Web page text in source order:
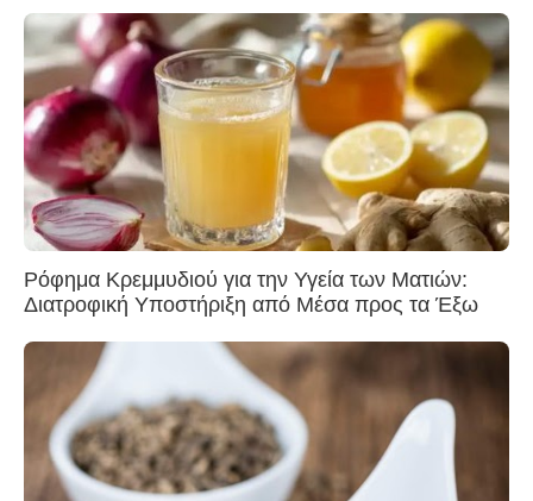
Ρόφημα Κρεμμυδιού για την Υγεία των Ματιών:
Διατροφική Υποστήριξη από Μέσα προς τα Έξω